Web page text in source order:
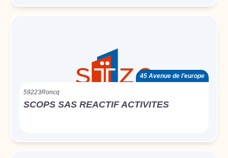
45 Avenue de l’europe
59223Roncq
SCOPS SAS REACTIF ACTIVITES